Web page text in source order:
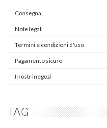
Consegna
Note legali
Termini e condizioni d'uso
Pagamento sicuro
I nostri negozi
TAG